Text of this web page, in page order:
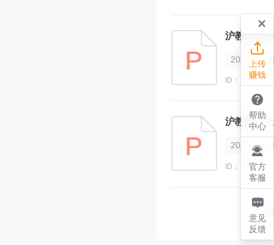
沪教版初
2020
ID：700626
沪教版（
2020
ID：700610
首
×

上传
赚钱

帮助
中心

官方
客服

意见
反馈